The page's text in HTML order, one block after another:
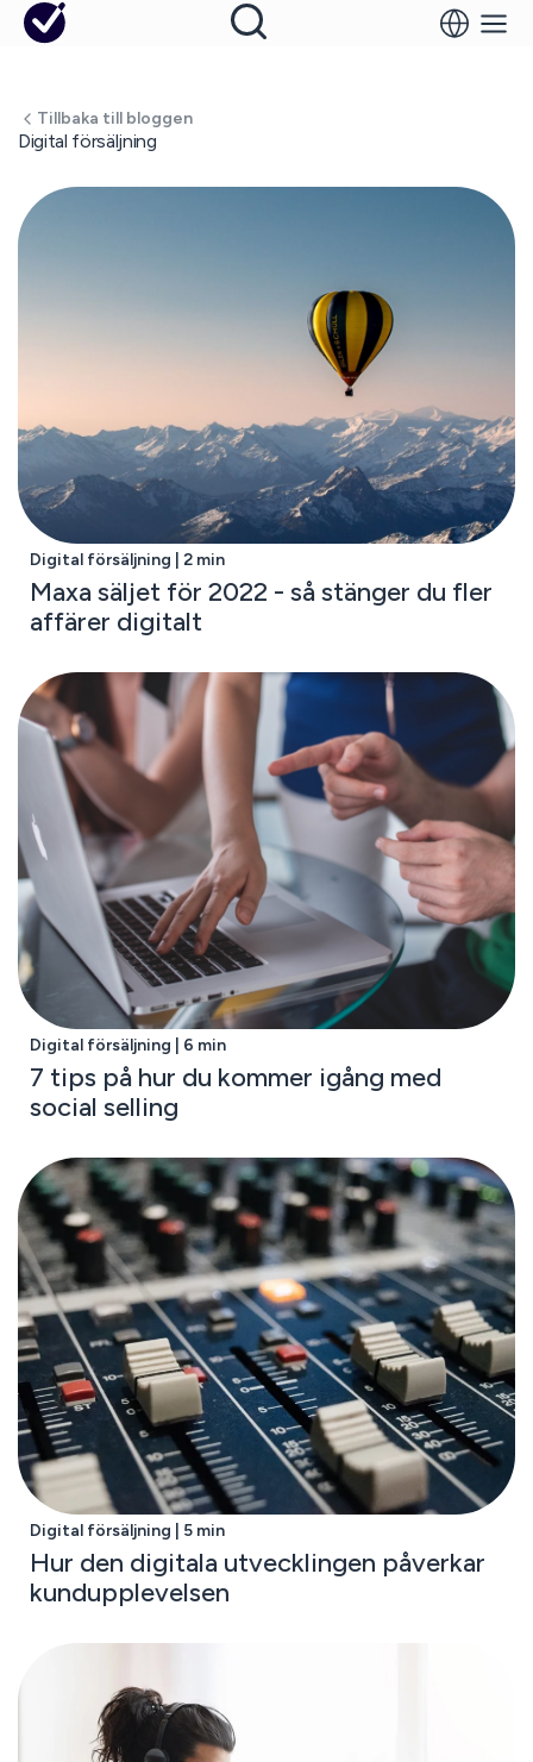
Tillbaka till bloggen
Digital försäljning
Digital försäljning | 2 min
Maxa säljet för 2022 - så stänger du fler
affärer digitalt
Digital försäljning | 6 min
7 tips på hur du kommer igång med
social selling
Digital försäljning | 5 min
Hur den digitala utvecklingen påverkar
kundupplevelsen